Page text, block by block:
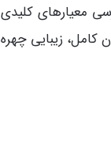
معیارهای کلیدی
کامل، زیبایی چهره